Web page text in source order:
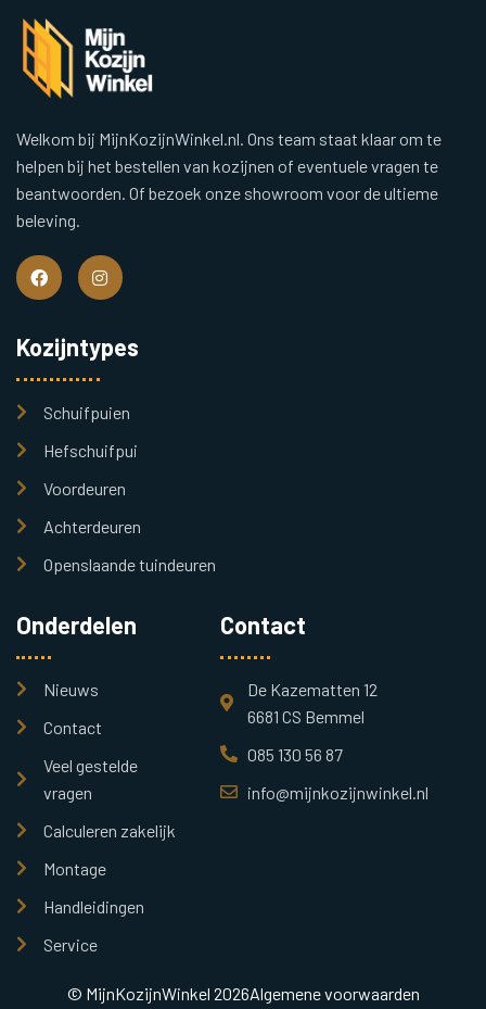
Welkom bij MijnKozijnWinkel.nl. Ons team staat klaar om te
helpen bij het bestellen van kozijnen of eventuele vragen te
beantwoorden. Of bezoek onze showroom voor de ultieme
beleving.
Kozijntypes
Schuifpuien
Hefschuifpui
Voordeuren
Achterdeuren
Openslaande tuindeuren
Onderdelen
Nieuws
Contact
Veel gestelde
vragen
Calculeren zakelijk
Montage
Handleidingen
Service
Contact
De Kazematten 12
6681 CS Bemmel
085 130 56 87
info@mijnkozijnwinkel.nl
© MijnKozijnWinkel 2026Algemene voorwaarden